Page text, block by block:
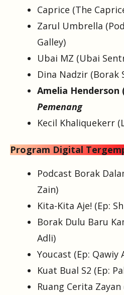
Caprice (The
Zarul Umbrella
Galley)
Ubai MZ (Ubai
Dina Nadzir (Borak
Amelia Henderson
Pemenang
Kecil Khaliquekerr
Program Digital
Podcast Borak
Zain)
Kita-Kita Aje! (Ep:
Borak Dulu Baru
Adli)
Youcast (Ep: Qawiy
Kuat Bual S2 (Ep:
Ruang Cerita